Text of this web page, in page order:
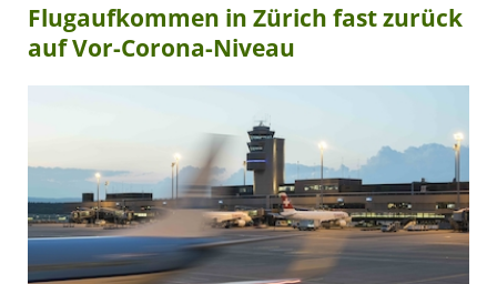
Flugaufkommen in Zürich fast zurück
auf Vor-Corona-Niveau